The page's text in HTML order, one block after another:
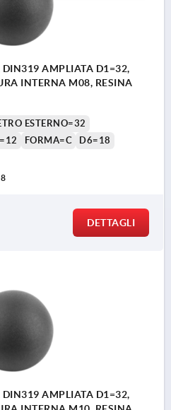
DIN319 AMPLIATA D1=32,
INTERNA M08, RESINA
ESTERNO=32
FORMA=C
D6=18
DETTAGLI
DIN319 AMPLIATA D1=32,